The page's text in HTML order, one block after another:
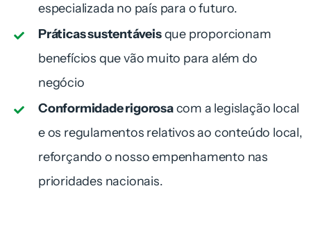
especializada no país para ofuturo.
Práticas sustentáveisque proporcionam
benefícios que vão muito para além do
negócio
Conformidade rigorosacom a legislação local
e os regulamentos relativos ao conteúdo local,
reforçando o nossoempenhamento nas
prioridades nacionais.